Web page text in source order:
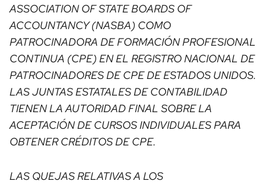
ASSOCIATION OF STATE BOARDS OF
ACCOUNTANCY (NASBA) COMO
PATROCINADORA DE FORMACIÓN PROFESIONAL
CONTINUA (CPE) EN EL REGISTRO NACIONAL DE
PATROCINADORES DE CPE DE ESTADOS UNIDOS.
LAS JUNTAS ESTATALES DE CONTABILIDAD
TIENEN LA AUTORIDAD FINAL SOBRE LA
ACEPTACIÓN DE CURSOS INDIVIDUALES PARA
OBTENER CRÉDITOS DE CPE.
LAS QUEJAS RELATIVAS A LOS